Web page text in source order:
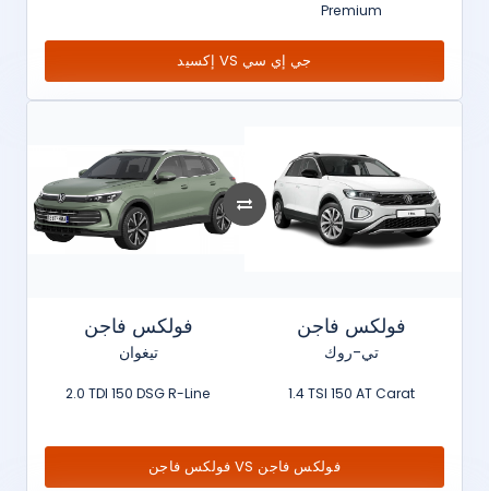
Premium
إكسيد VS جي إي سي
فولكس فاجن
تيغوان
2.0 TDI 150 DSG R-Line
فولكس فاجن
تي-روك
1.4 TSI 150 AT Carat
فولكس فاجن VS فولكس فاجن